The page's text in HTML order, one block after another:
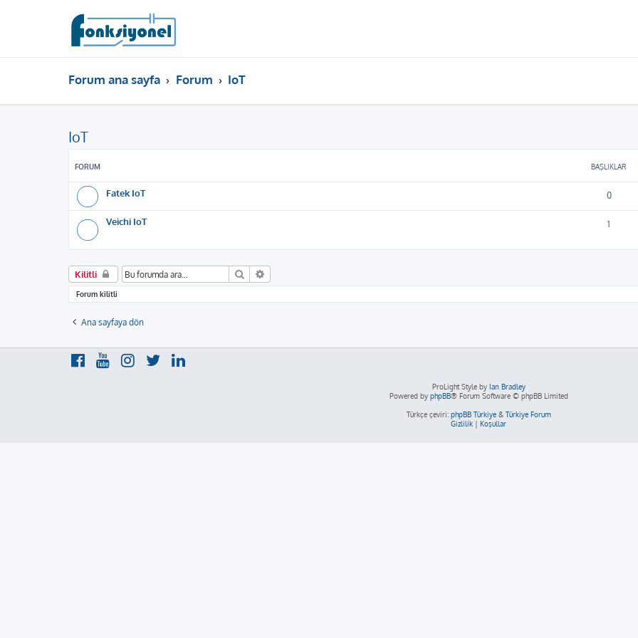
Forum ana sayfa Forum IoT
IoT
FORUM BAŞLIKLAR
Fatek IoT 0
Veichi IoT 1
Kilitli Ara
Forum kilitli
Ana sayfaya dön
ProLight Style by Ian Bradley
Powered by phpBB® Forum Software © phpBB Limited
Türkçe çeviri: phpBB Türkiye& Türkiye Forum
Gizlilik | Koşullar